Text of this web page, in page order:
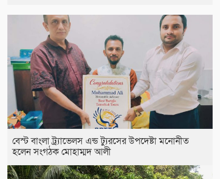
বেস্ট বাংলা ট্র্যাভেলস এন্ড ট্যুরসের উপদেষ্টা মনোনীত
হলেন সংগঠক মোহাম্মদ আলী